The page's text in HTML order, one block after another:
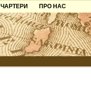
ЧАРТЕРИ
ПРО НАС
Контакти
Партнерам
Додати готель